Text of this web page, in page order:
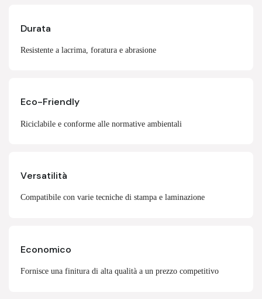
Durata
Resistente a lacrima, foratura e abrasione
Eco-Friendly
Riciclabile e conforme alle normative ambientali
Versatilità
Compatibile con varie tecniche di stampa e laminazione
Economico
Fornisce una finitura di alta qualità a un prezzo competitivo